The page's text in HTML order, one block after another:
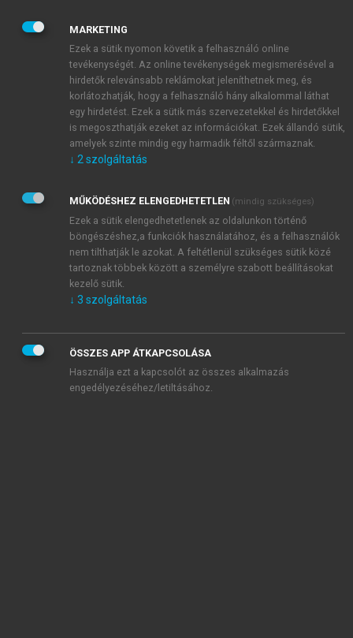
JELSZÓ
JELSZÓ ÚJRA
Kérek értesítést a MeRSZ újdonságairól, akcióiról.
Kérek értesítést az Akadémiai Kiadó Zrt. újdonságairól,
Adatkezelési tájékoztatóbanfoglaltakat tudomásul
veszem és elfogadom.
Általános vásárlási feltételeket, valamint a szotar.netés a
mersz.huoldalak licencszerződéseiben foglaltakat
tudomásul veszem és elfogadom.
KIPRÓBÁLOM
MARKETING
Ezek a sütik nyomon követik a felhasználó online
tevékenységét. Az online tevékenységek megismerésével a
hirdetők relevánsabb reklámokat jeleníthetnek meg, és
korlátozhatják, hogy a felhasználó hány alkalommal láthat
egy hirdetést. Ezek a sütik más szervezetekkel és hirdetőkkel
is megoszthatják ezeket az információkat. Ezek állandó sütik,
amelyek szinte mindig egy harmadik féltől származnak.
↓ 2 szolgáltatás
MŰKÖDÉSHEZ ELENGEDHETETLEN (mindig szükséges)
Ezek a sütik elengedhetetlenek az oldalunkon történő
böngészéshez,a funkciók használatához, és a felhasználók
nem tilthatják le azokat. A feltétlenül szükséges sütik közé
tartoznak többek között a személyre szabott beállításokat
kezelő sütik.
↓ 3 szolgáltatás
ÖSSZES APP ÁTKAPCSOLÁSA
Használja ezt a kapcsolót az összes alkalmazás
engedélyezéséhez/letiltásához.